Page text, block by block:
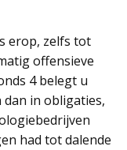
erop, zelfs tot
offensieve
4 belegt u
dan in obligaties,
had tot dalende